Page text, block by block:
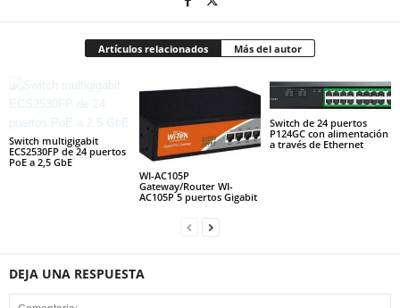
Artículos relacionados Más del autor
Switch multigigabit
ECS2530FP de 24 puertos
PoE a 2,5 GbE
WI-AC105P
Gateway/Router WI-
AC105P 5 puertos Gigabit
Switch de 24 puertos
P124GC con alimentación
a través de Ethernet
DEJA UNA RESPUESTA